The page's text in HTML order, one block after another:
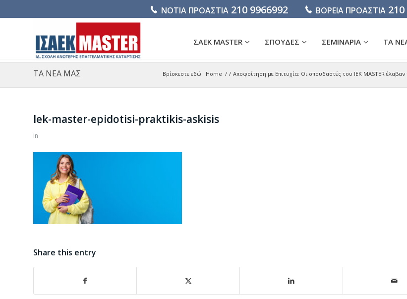
ΝΟΤΙΑ ΠΡΟΑΣΤΙΑ 210 9966992 ΒΟΡΕΙΑ ΠΡΟΑΣΤΙΑ
ΣΑΕΚ MASTER ΣΠΟΥΔΕΣ ΣΕΜΙΝΑΡΙΑ ΤΑ
ΤΑ ΝΕΑ ΜΑΣ Βρίσκεστε εδώ: Home / / Αποφοίτηση με Επιτυχία: Οι σπουδαστές του ΙΕΚ ΜΑSTER
Iek-master-epidotisi-praktikis-askisis
in
Share this entry